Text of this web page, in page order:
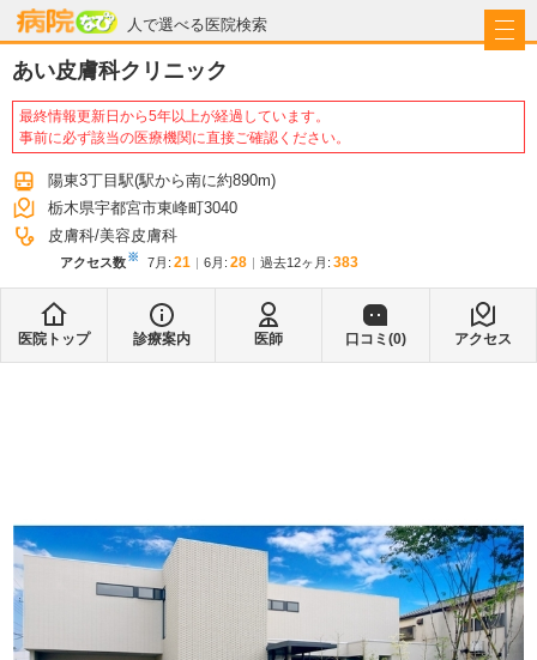
人で選べる医院検索
病院なび
あい皮膚科クリニック
最終情報更新日から5年以上が経過しています。
事前に必ず該当の医療機関に直接ご確認ください。
陽東3丁目駅(駅から南に約890m)
栃木県宇都宮市東峰町3040
皮膚科 美容皮膚科
アクセス数※ 7月 : 21 6月 : 28 過去12ヶ月: 383
医院トップ 診療案内 医師 口コミ(0) アクセス